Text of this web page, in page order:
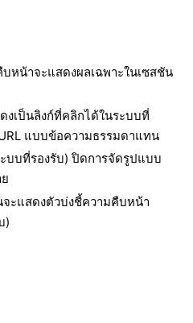
หน้าจะแสดงผลเฉพาะในเซสชัน
งเป็นลิงก์ที่คลิกได้ในระบบที่
แบบข้อความธรรมดาแทน
บบที่รองรับ) ปิดการจัดรูปแบบ
จะแสดงตัวบ่งชี้ความคืบหน้า
)